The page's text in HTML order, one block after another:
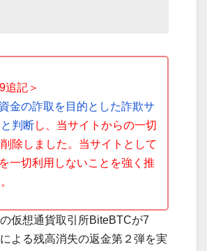
追記＞
金の詐取を目的とした詐欺サ
判断し、当サイトからの一切
除しました。当サイトとして
一切利用しないことを強く推
仮想通貨取引所BiteBTCが7
よる残高消失の返金第２弾を実